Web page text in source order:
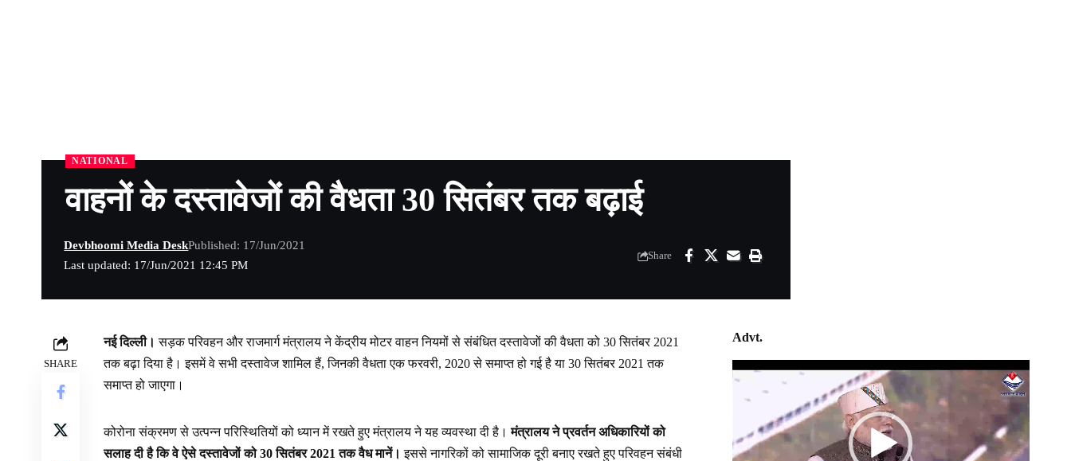
NATIONAL
वाहनों के दस्तावेजों की वैधता 30 सितंबर तक बढ़ाई
Last updated: 17/Jun/2021 12:45 PM
Devbhoomi Media DeskPublished: 17/Jun/2021
Share
SHARE
नई दिल्ली।सड़क परिवहन और राजमार्ग मंत्रालय ने केंद्रीय मोटर वाहन नियमों से संबंधित दस्तावेजों की वैधता को 30 सितंबर 2021
तक बढ़ा दिया है। इसमें वे सभी दस्तावेज शामिल हैं, जिनकी वैधता एक फरवरी, 2020 से समाप्त हो गई है या 30 सितंबर 2021 तक
समाप्त हो जाएगा।
कोरोना संक्रमण से उत्पन्न परिस्थितियों को ध्यान में रखते हुए मंत्रालय ने यह व्यवस्था दी है।मंत्रालय ने प्रवर्तन अधिकारियों को
सलाह दी है कि वे ऐसे दस्तावेजों को 30 सितंबर 2021 तक वैध मानें। इससे नागरिकों को सामाजिक दूरी बनाए रखते हुए परिवहन संबंधी
Advt.
Video